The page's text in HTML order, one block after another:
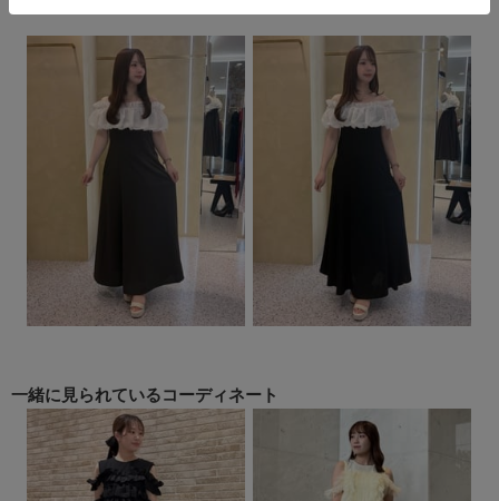
一緒に見られているコーディネート